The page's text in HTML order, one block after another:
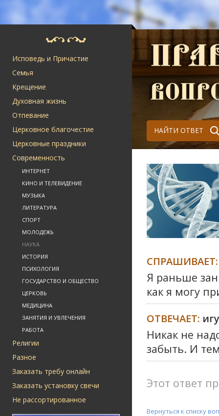
Исповедь и Причастие
Семья
Крещение
Духовная жизнь
Отпевание
Церковное благочестие
Церковные праздники
Современность
ИНТЕРНЕТ
КИНО И ТЕЛЕВИДЕНИЕ
МУЗЫКА
ЛИТЕРАТУРА
СПОРТ
МОЛОДЕЖЬ
НАУКА
ИСТОРИЯ
ПСИХОЛОГИЯ
ГОСУДАРСТВО И ОБЩЕСТВО
ЦЕРКОВЬ
МЕДИЦИНА
ЗАНЯТИЯ И УВЛЕЧЕНИЯ
РАБОТА
Религии
Разное
Заказать требу онлайн
Заказать установку свечи
Не рассортированное
НАЙТИ ОТВЕТ
СПРАШИВАЕТ:
Я раньше
как я могу
ОТВЕЧАЕТ:
Никак не
забыть. И
Этот ответ
Вернуться к списку